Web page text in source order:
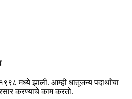
मध्ये झाली. आम्ही धातूजन्य पदार्थांचा
करण्याचे काम करतो.